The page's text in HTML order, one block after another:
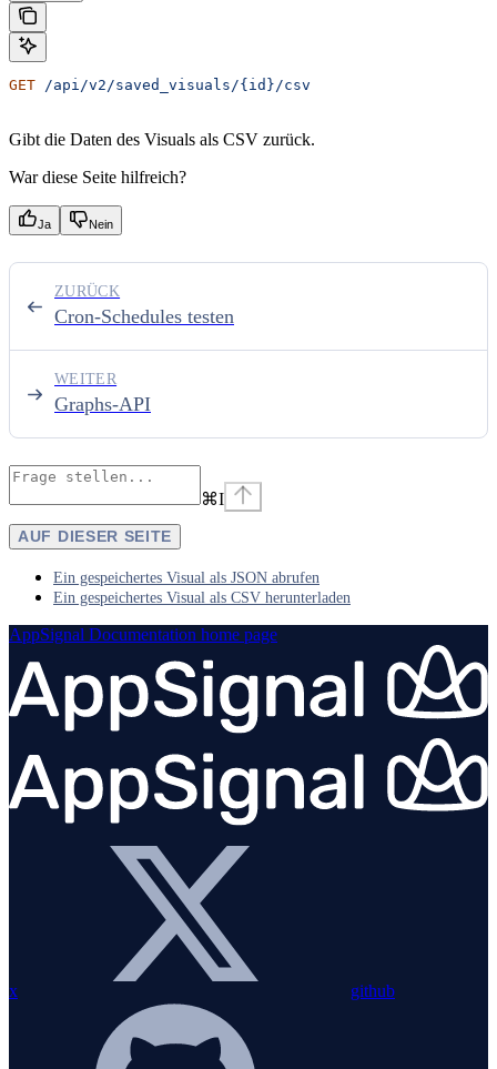
GET /api/v2/saved_visuals/{id}/csv
Gibt die Daten des Visuals als CSV zurück.
War diese Seite hilfreich?
Ja Nein
Cron-Schedules testen
ZURÜCK
Graphs-API
WEITER
⌘I
AUF DIESER SEITE
Ein gespeichertes Visual als JSON abrufen
Ein gespeichertes Visual als CSV herunterladen
AppSignal Documentation home page
x github